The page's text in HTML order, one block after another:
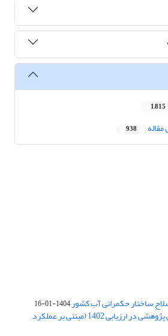
1,815
938
ساختار حکمرانی آب کشور1404-01-16
کسب رتبه الف مجلات علمی پژوهشی در ارزیابی 1402 (مبتنی بر عملکرد